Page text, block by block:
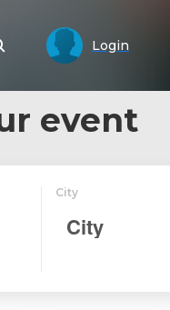
Login
event
City
City